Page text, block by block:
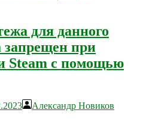
для данного
запрещен при
Steam с помощью
Александр Новиков